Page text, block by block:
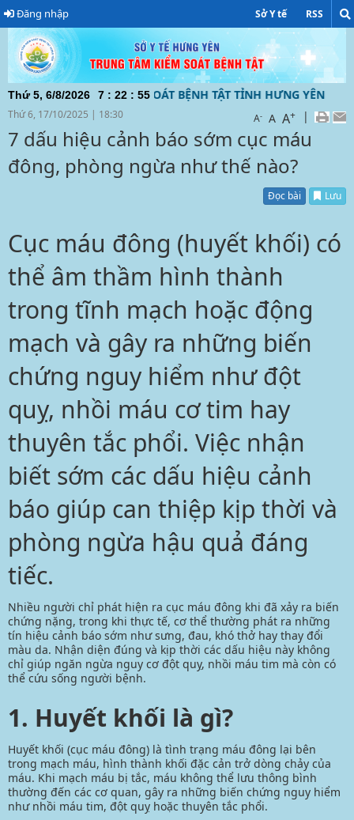
Đăng nhập Sở Y tế RSS
Thứ 5, 6/8/2026 7 : 22 : 56
TÂM KIỂM SOÁT BỆNH TẬT TỈNH HƯNG YÊN
Thứ 6, 17/10/2025 | 18:30 A- A A+ |
7 dấu hiệu cảnh báo sớm cục máu
đông, phòng ngừa như thế nào?
Đọc bài Lưu
Cục máu đông (huyết khối) có
thể âm thầm hình thành
trong tĩnh mạch hoặc động
mạch và gây ra những biến
chứng nguy hiểm như đột
quỵ, nhồi máu cơ tim hay
thuyên tắc phổi. Việc nhận
biết sớm các dấu hiệu cảnh
báo giúp can thiệp kịp thời và
phòng ngừa hậu quả đáng
tiếc.
Nhiều người chỉ phát hiện ra cục máu đông khi đã xảy ra biến
chứng nặng, trong khi thực tế, cơ thể thường phát ra những
tín hiệu cảnh báo sớm như sưng, đau, khó thở hay thay đổi
màu da. Nhận diện đúng và kịp thời các dấu hiệu này không
chỉ giúp ngăn ngừa nguy cơ đột quỵ, nhồi máu tim mà còn có
thể cứu sống người bệnh.
1. Huyết khối là gì?
Huyết khối (cục máu đông) là tình trạng máu đông lại bên
trong mạch máu, hình thành khối đặc cản trở dòng chảy của
máu. Khi mạch máu bị tắc, máu không thể lưu thông bình
thường đến các cơ quan, gây ra những biến chứng nguy hiểm
như nhồi máu tim, đột quỵ hoặc thuyên tắc phổi.